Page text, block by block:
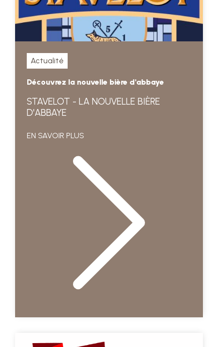
Actualité
Découvrez la nouvelle bière d'abbaye
STAVELOT - LA NOUVELLE BIÈRE
D'ABBAYE
EN SAVOIR PLUS